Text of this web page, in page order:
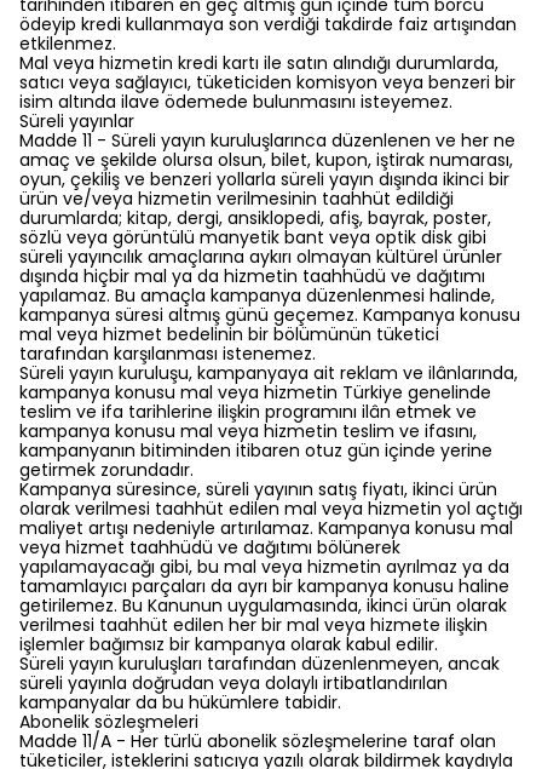
tarihinden itibaren en geç altmış gün içinde tüm borcu
ödeyip kredi kullanmaya son verdiği takdirde faiz artışından
etkilenmez.
Mal veya hizmetin kredi kartı ile satın alındığı durumlarda,
satıcı veya sağlayıcı, tüketiciden komisyon veya benzeri bir
isim altında ilave ödemede bulunmasını isteyemez.
Süreli yayınlar
Madde 11 - Süreli yayın kuruluşlarınca düzenlenen ve her ne
amaç ve şekilde olursa olsun, bilet, kupon, iştirak numarası,
oyun, çekiliş ve benzeri yollarla süreli yayın dışında ikinci bir
ürün ve/veya hizmetin verilmesinin taahhüt edildiği
durumlarda; kitap, dergi, ansiklopedi, afiş, bayrak, poster,
sözlü veya görüntülü manyetik bant veya optik disk gibi
süreli yayıncılık amaçlarına aykırı olmayan kültürel ürünler
dışında hiçbir mal ya da hizmetin taahhüdü ve dağıtımı
yapılamaz. Bu amaçla kampanya düzenlenmesi halinde,
kampanya süresi altmış günü geçemez. Kampanya konusu
mal veya hizmet bedelinin bir bölümünün tüketici
tarafından karşılanması istenemez.
Süreli yayın kuruluşu, kampanyaya ait reklam ve ilânlarında,
kampanya konusu mal veya hizmetin Türkiye genelinde
teslim ve ifa tarihlerine ilişkin programını ilân etmek ve
kampanya konusu mal veya hizmetin teslim ve ifasını,
kampanyanın bitiminden itibaren otuz gün içinde yerine
getirmek zorundadır.
Kampanya süresince, süreli yayının satış fiyatı, ikinci ürün
olarak verilmesi taahhüt edilen mal veya hizmetin yol açtığı
maliyet artışı nedeniyle artırılamaz. Kampanya konusu mal
veya hizmet taahhüdü ve dağıtımı bölünerek
yapılamayacağı gibi, bu mal veya hizmetin ayrılmaz ya da
tamamlayıcı parçaları da ayrı bir kampanya konusu haline
getirilemez. Bu Kanunun uygulamasında, ikinci ürün olarak
verilmesi taahhüt edilen her bir mal veya hizmete ilişkin
işlemler bağımsız bir kampanya olarak kabul edilir.
Süreli yayın kuruluşları tarafından düzenlenmeyen, ancak
süreli yayınla doğrudan veya dolaylı irtibatlandırılan
kampanyalar da bu hükümlere tabidir.
Abonelik sözleşmeleri
Madde 11/A - Her türlü abonelik sözleşmelerine taraf olan
tüketiciler, isteklerini satıcıya yazılı olarak bildirmek kaydıyla